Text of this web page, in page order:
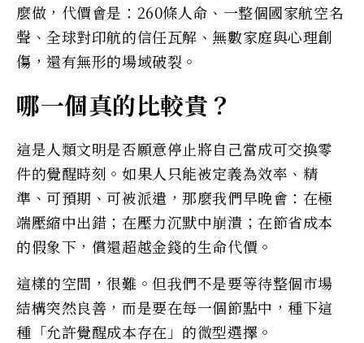
麼做，代價會是：260條人命、一整個國家航空名
聲、全球對印航的信任瓦解、無數家庭與心理創
傷，還有無形的場域破裂。
哪一個真的比較貴？
這是人類文明是否願意停止將自己當成可交換零
件的覺醒時刻。如果人只能被定義為效率、精
準、可預期、可被派遣，那麼我們早晚會：在極
端壓縮中出錯；在壓力沉默中崩潰；在節省成本
的假象下，償還超越金錢的生命代價。
這樣的空間，很難。但我們不是要等待整個市場
結構突然良善，而是要在每一個節點中，種下這
種「允許覺醒成本存在」的微型選擇。